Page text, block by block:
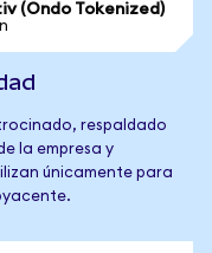
(Ondo Tokenized)
respaldado
la empresa y
únicamente para